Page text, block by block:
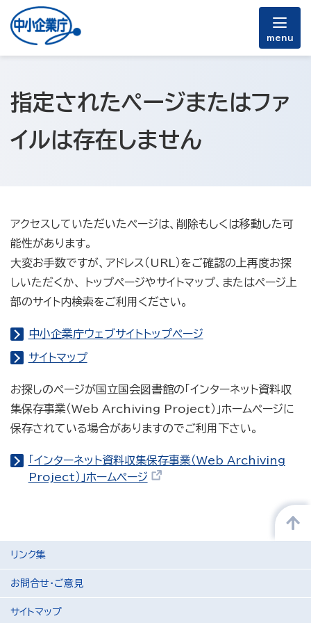
menu
指定されたページまたはファ
イルは存在しません
アクセスしていただいたページは、削除もしくは移動した可
能性があります。
大変お手数ですが、アドレス（URL）をご確認の上再度お探
しいただくか、 トップページやサイトマップ、またはページ上
部のサイト内検索をご利用ください。
中小企業庁ウェブサイトトップページ
サイトマップ
お探しのページが国立国会図書館の「インターネット資料収
集保存事業（Web Archiving Project）」ホームページに
保存されている場合がありますのでご利用下さい。
「インターネット資料収集保存事業（Web Archiving
Project）」ホームページ
リンク集
お問合せ・ご意見
サイトマップ